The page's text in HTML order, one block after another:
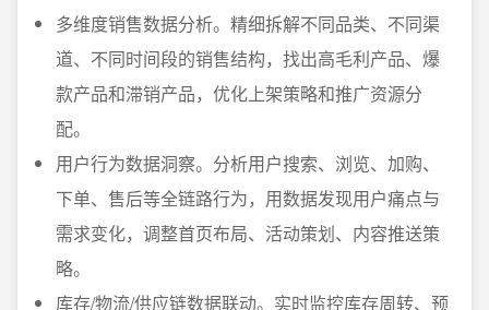
多维度销售数据分析。精细拆解不同品类、不同渠
道、不同时间段的销售结构，找出高毛利产品、爆
款产品和滞销产品，优化上架策略和推广资源分
配。
用户行为数据洞察。分析用户搜索、浏览、加购、
下单、售后等全链路行为，用数据发现用户痛点与
需求变化，调整首页布局、活动策划、内容推送策
略。
库存/物流/供应链数据联动。实时监控库存周转、预